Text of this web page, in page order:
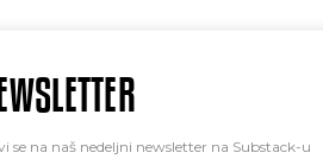
se na naš nedeljni newsletter na Substack-u